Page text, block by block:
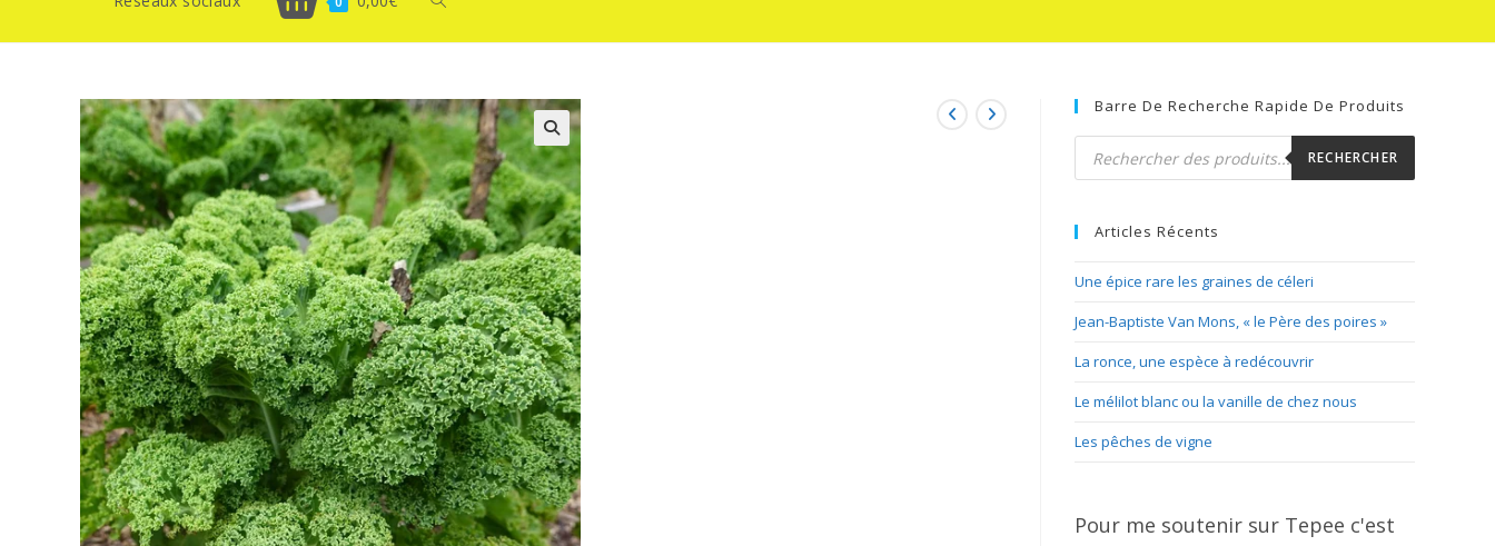
search
Barre De Recherche Rapide De Produits
Recherche
produits
RECHERCHER
Articles Récents
Une épice rare les graines de céleri
Jean-Baptiste Van Mons, « le Père des poires »
La ronce, une espèce à redécouvrir
Le mélilot blanc ou la vanille de chez nous
Les pêches de vigne
Pour me soutenir sur Tepee c'est